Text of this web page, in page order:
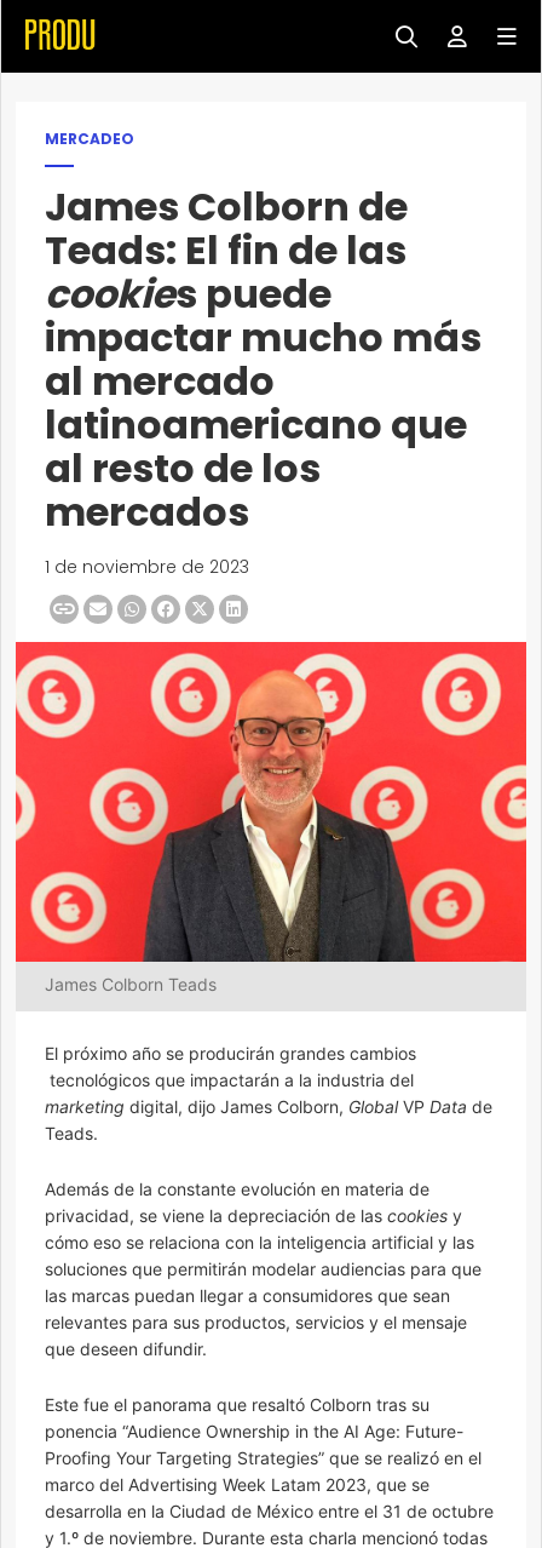
MERCADEO
James Colborn de
Teads: El fin de las
cookies puede
impactar mucho más
al mercado
latinoamericano que
al resto de los
mercados
1 de noviembre de 2023
James Colborn Teads
El próximo año se producirán grandes cambios
tecnológicos que impactarán a la industria del
marketing digital, dijo James Colborn, GlobalVP Data de
Teads.
Además de la constante evolución en materia de
privacidad, se viene la depreciación de las cookies y
cómo eso se relaciona con la inteligencia artificial y las
soluciones que permitirán modelar audiencias para que
las marcas puedan llegar a consumidores que sean
relevantes para sus productos, servicios y el mensaje
que deseen difundir.
Este fue el panorama que resaltó Colborn tras su
ponencia “Audience Ownership in the AI Age: Future-
Proofing Your Targeting Strategies” que se realizó en el
marco del Advertising Week Latam 2023, que se
desarrolla en la Ciudad de México entre el 31 de octubre
y 1.º de noviembre. Durante esta charla mencionó todas